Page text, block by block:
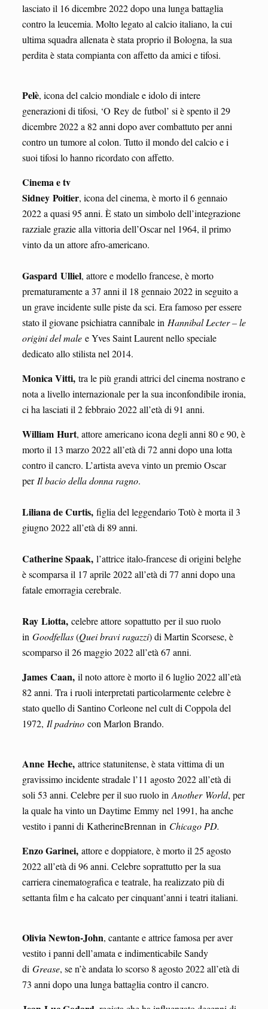
lasciato il 16 dicembre 2022 dopo una lunga battaglia
contro la leucemia. Molto legato al calcio italiano, la cui
ultima squadra allenata è stata proprio il Bologna, la sua
perdita è stata compianta con affetto da amici e tifosi.
Pelè, icona del calcio mondiale e idolo di intere
generazioni di tifosi, ‘O Rey de futbol’ si è spento il 29
dicembre 2022 a 82 anni dopo aver combattuto per anni
contro un tumore al colon. Tutto il mondo del calcio e i
suoi tifosi lo hanno ricordato con affetto.
Cinema e tv
Sidney Poitier, icona del cinema, è morto il 6 gennaio
2022 a quasi 95 anni. È stato un simbolo dell’integrazione
razziale grazie alla vittoria dell’Oscar nel 1964, il primo
vinto da un attore afro-americano.
Gaspard Ulliel, attore e modello francese, è morto
prematuramente a 37 anni il 18 gennaio 2022 in seguito a
un grave incidente sulle piste da sci. Era famoso per essere
stato il giovane psichiatra cannibale in Hannibal Lecter – le
origini del malee Yves Saint Laurent nello speciale
dedicato allo stilista nel 2014.
Monica Vitti, tra le più grandi attrici del cinema nostrano e
nota a livello internazionale per la sua inconfondibile ironia,
ci ha lasciati il 2 febbraio 2022 all’età di 91 anni.
William Hurt, attore americano icona degli anni 80 e 90, è
morto il 13 marzo 2022 all’età di 72 anni dopo una lotta
contro il cancro. L’artista aveva vinto un premio Oscar
per Il bacio della donna ragno.
Liliana de Curtis, figlia del leggendario Totò è morta il 3
giugno 2022 all’età di 89 anni.
Catherine Spaak, l’attrice italo-francese di origini belghe
è scomparsa il 17 aprile 2022 all’età di 77 anni dopo una
fatale emorragia cerebrale.
Ray Liotta,celebre attore sopattutto per il suo ruolo
in Goodfellas(Quei bravi ragazzi) di Martin Scorsese, è
scomparso il 26 maggio 2022 all’età 67 anni.
James Caan, il noto attore è morto il 6 luglio 2022 all’età
82 anni. Tra i ruoli interpretati particolarmente celebre è
stato quello di Santino Corleone nel cult di Coppola del
1972, Il padrinocon Marlon Brando.
Anne Heche,attrice statunitense, è stata vittima di un
gravissimo incidente stradale l’11 agosto 2022 all’età di
soli 53 anni. Celebre per il suo ruolo in Another World, per
la quale ha vinto un Daytime Emmy nel 1991, ha anche
vestito i panni di KatherineBrennan in Chicago PD.
Enzo Garinei, attore e doppiatore, è morto il 25 agosto
2022 all’età di 96 anni. Celebre soprattutto per la sua
carriera cinematografica e teatrale, ha realizzato più di
settanta film e ha calcato per cinquant’anni i teatri italiani.
Olivia Newton-John, cantante e attrice famosa per aver
vestito i panni dell’amata e indimenticabile Sandy
di Grease, se n’è andata lo scorso 8 agosto 2022 all’età di
73 anni dopo una lunga battaglia contro il cancro.